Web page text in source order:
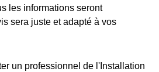
les informations seront
sera juste et adapté à vos
un professionnel de l'Installation